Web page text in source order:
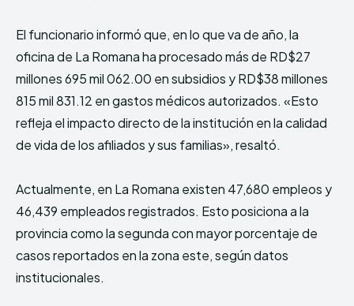
El funcionario informó que, en lo que va de año, la
oficina de La Romana ha procesado más de RD$27
millones 695 mil 062.00 en subsidios y RD$38 millones
815 mil 831.12 en gastos médicos autorizados. «Esto
refleja el impacto directo de la institución en la calidad
de vida de los afiliados y sus familias», resaltó.⁣⁣
Actualmente, en La Romana existen 47,680 empleos y
46,439 empleados registrados. Esto posiciona a la
provincia como la segunda con mayor porcentaje de
casos reportados en la zona este, según datos
institucionales.⁣⁣